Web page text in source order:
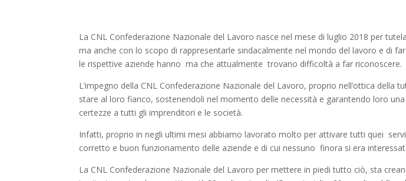
La CNL Confederazione Nazionale del Lavoro nasce nel mese di luglio 2018 per
ma anche con lo scopo di rappresentarle sindacalmente nel mondo del lavoro e di
le rispettive aziende hanno ma che attualmente trovano difficoltà a far riconoscere.
L’impegno della CNL Confederazione Nazionale del Lavoro, proprio nell’ottica della
stare al loro fianco, sostenendoli nel momento delle necessità e garantendo loro
certezze a tutti gli imprenditori e le società.
Infatti, proprio in negli ultimi mesi abbiamo lavorato molto per attivare tutti quei
corretto e buon funzionamento delle aziende e di cui nessuno finora si era
La CNL Confederazione Nazionale del Lavoro per mettere in piedi tutto ciò, sta